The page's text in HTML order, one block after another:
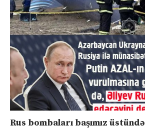
Rus bombaları başımız üstündə